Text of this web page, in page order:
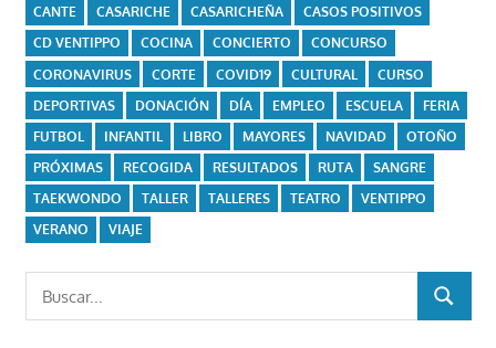
CANTE
CASARICHE CASARICHEÑA
CASOS POSITIVOS
CD VENTIPPO
COCINA CONCIERTO
CONCURSO
CORONAVIRUS
CORTE COVID19 CULTURAL
CURSO
DEPORTIVAS
DONACIÓN DÍA EMPLEO ESCUELA
FERIA
FUTBOL
INFANTIL LIBRO MAYORES NAVIDAD
OTOÑO
PRÓXIMAS
RECOGIDA RESULTADOS RUTA
SANGRE
TAEKWONDO
TALLER TALLERES TEATRO
VENTIPPO
VERANO
VIAJE
BUSCAR